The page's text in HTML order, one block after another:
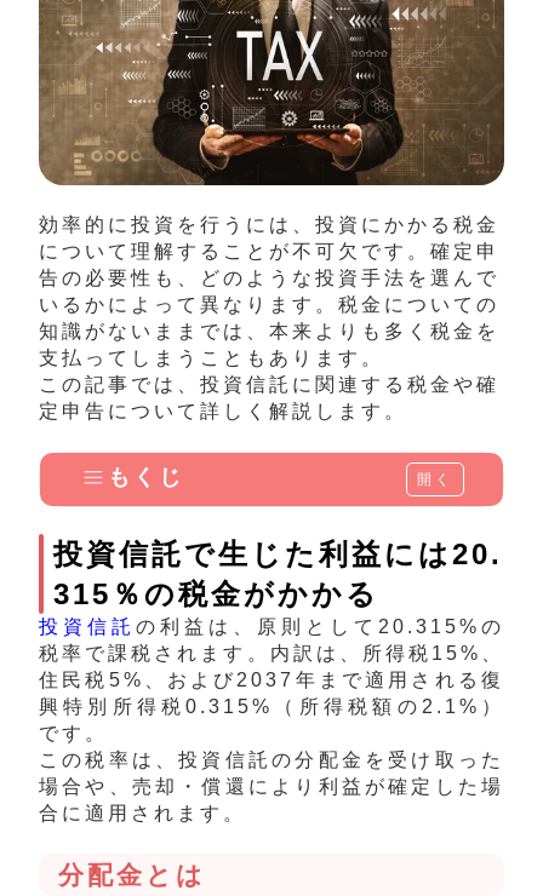
効率的に投資を行うには、投資にかかる税金
について理解することが不可欠です。確定申
告の必要性も、どのような投資手法を選んで
いるかによって異なります。税金についての
知識がないままでは、本来よりも多く税金を
支払ってしまうこともあります。
この記事では、投資信託に関連する税金や確
定申告について詳しく解説します。
もくじ 開く
投資信託で生じた利益には20.
315％の税金がかかる
投資信託 の利益は、原則として20.315%の
税率で課税されます。内訳は、所得税15%、
住民税5%、および2037年まで適用される復
興特別所得税0.315%（所得税額の2.1%）
です。
この税率は、投資信託の分配金を受け取った
場合や、売却・償還により利益が確定した場
合に適用されます。
分配金とは